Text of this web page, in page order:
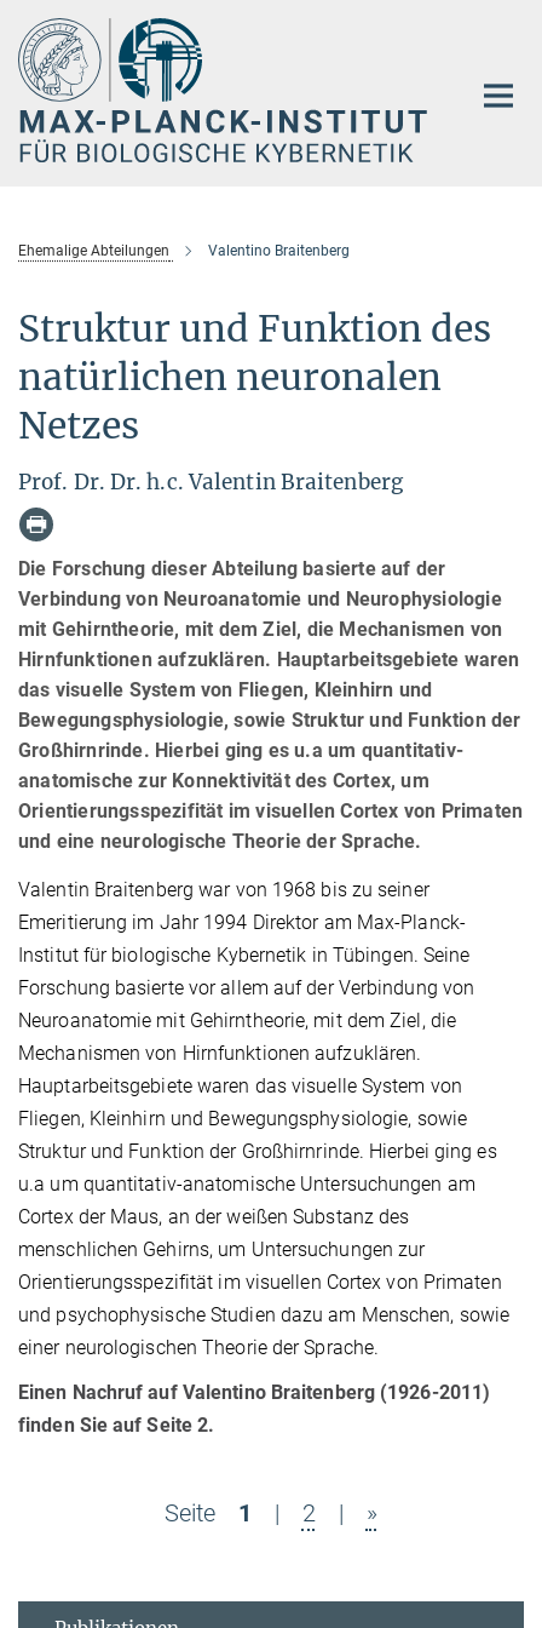
Hauptinhalt
Ehemalige Abteilungen Valentino Braitenberg
Struktur und Funktion des
natürlichen neuronalen
Netzes
Prof. Dr. Dr. h.c. Valentin Braitenberg
Die Forschung dieser Abteilung basierte auf der
Verbindung von Neuroanatomie und Neurophysiologie
mit Gehirntheorie, mit dem Ziel, die Mechanismen von
Hirnfunktionen aufzuklären. Hauptarbeitsgebiete waren
das visuelle System von Fliegen, Kleinhirn und
Bewegungsphysiologie, sowie Struktur und Funktion der
Großhirnrinde. Hierbei ging es u.a um quantitativ-
anatomische zur Konnektivität des Cortex, um
Orientierungsspezifität im visuellen Cortex von Primaten
und eine neurologische Theorie der Sprache.
Valentin Braitenberg war von 1968 bis zu seiner
Emeritierung im Jahr 1994 Direktor am Max-Planck-
Institut für biologische Kybernetik in Tübingen. Seine
Forschung basierte vor allem auf der Verbindung von
Neuroanatomie mit Gehirntheorie, mit dem Ziel, die
Mechanismen von Hirnfunktionen aufzuklären.
Hauptarbeitsgebiete waren das visuelle System von
Fliegen, Kleinhirn und Bewegungsphysiologie, sowie
Struktur und Funktion der Großhirnrinde. Hierbei ging es
u.a um quantitativ-anatomische Untersuchungen am
Cortex der Maus, an der weißen Substanz des
menschlichen Gehirns, um Untersuchungen zur
Orientierungsspezifität im visuellen Cortex von Primaten
und psychophysische Studien dazu am Menschen, sowie
einer neurologischen Theorie der Sprache.
Einen Nachruf auf Valentino Braitenberg (1926-2011)
finden Sie auf Seite 2.
Seite 1 | 2 | »